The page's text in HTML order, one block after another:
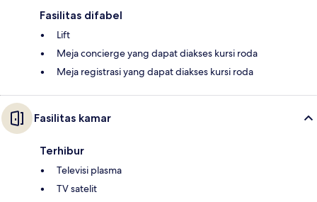
Fasilitas difabel
Lift
Meja concierge yang dapat diakses kursi roda
Meja registrasi yang dapat diakses kursi roda
Fasilitas kamar
Terhibur
Televisi plasma
TV satelit